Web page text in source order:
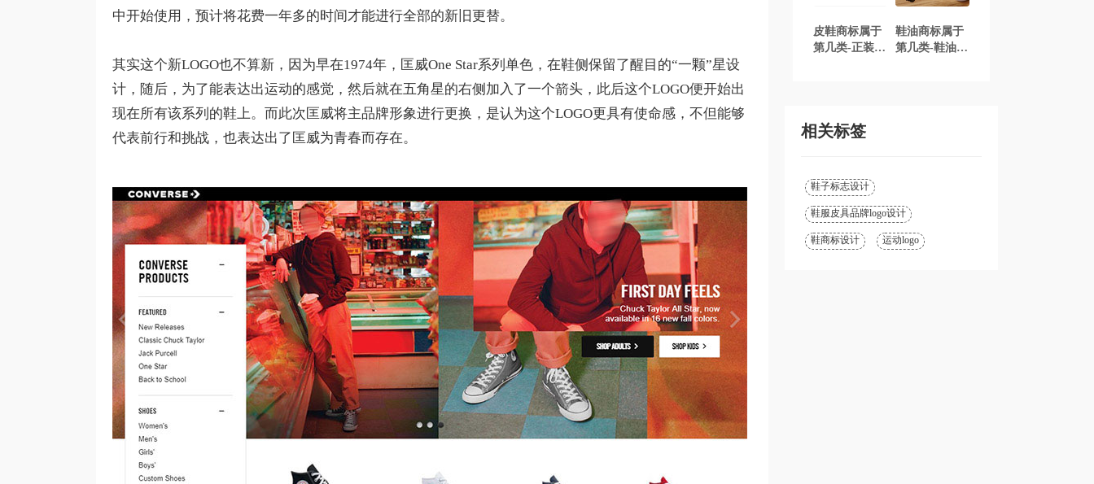
中开始使用，预计将花费一年多的时间才能进行全部的新旧更替。
其实这个新LOGO也不算新，因为早在1974年，匡威One Star系列单色，在鞋侧保留了醒目的“一颗”星设
计，随后，为了能表达出运动的感觉，然后就在五角星的右侧加入了一个箭头，此后这个LOGO便开始出
现在所有该系列的鞋上。而此次匡威将主品牌形象进行更换，是认为这个LOGO更具有使命感，不但能够
代表前行和挑战，也表达出了匡威为青春而存在。
皮鞋商标属于
第几类-正装皮
鞋油商标属于
第几类-鞋油商
相关标签
鞋子标志设计
鞋服皮具品牌logo设计
鞋商标设计 运动logo